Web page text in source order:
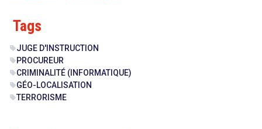
Tags
sellJUGE D'INSTRUCTION
sell PROCUREUR
sellCRIMINALITÉ (INFORMATIQUE)
sellGÉO-LOCALISATION
sellTERRORISME